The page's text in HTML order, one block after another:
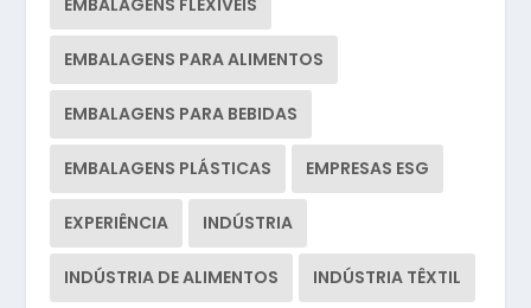
EMBALAGENS FLEXÍVEIS
EMBALAGENS PARA ALIMENTOS
EMBALAGENS PARA BEBIDAS
EMBALAGENS PLÁSTICAS EMPRESAS ESG
EXPERIÊNCIA INDÚSTRIA
INDÚSTRIA DE ALIMENTOS INDÚSTRIA TÊXTIL